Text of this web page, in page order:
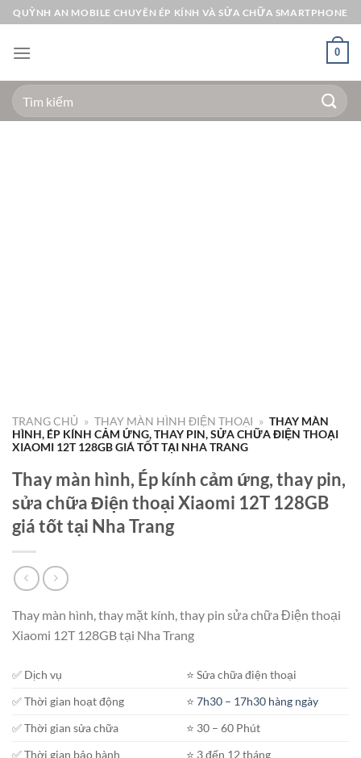
Bỏ
qua
nội
QUỲNH AN MOBILE CHUYÊN ÉP KÍNH VÀ SỬA CHỮA SMARTPHONE
0
Tìm
kiếm:
TRANG CHỦ » THAY MÀN HÌNH ĐIỆN THOẠI » THAY MÀN
HÌNH, ÉP KÍNH CẢM ỨNG, THAY PIN, SỬA CHỮA ĐIỆN THOẠI
XIAOMI 12T 128GB GIÁ TỐT TẠI NHA TRANG
Thay màn hình, Ép kính cảm ứng, thay pin,
sửa chữa Điện thoại Xiaomi 12T 128GB
giá tốt tại Nha Trang
Thay màn hình, thay mặt kính, thay pin sửa chữa Điện thoại
Xiaomi 12T 128GB tại Nha Trang
✅ Dịch vụ
⭐️ Sửa chữa điện thoại
✅ Thời gian hoạt động
⭐️7h30 – 17h30 hàng ngày
✅ Thời gian sửa chữa
⭐️ 30 – 60 Phút
✅ Thời gian bảo hành
⭐️ 3 đến 12 tháng